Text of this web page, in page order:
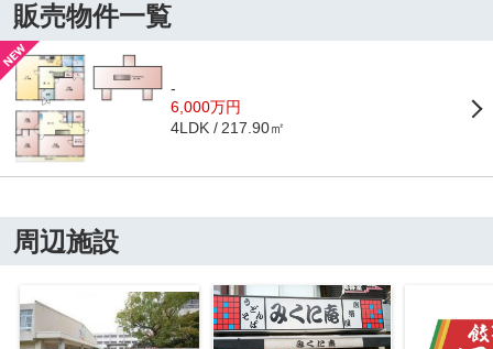
販売物件一覧
-
6,000万円
4LDK 217.90㎡
周辺施設